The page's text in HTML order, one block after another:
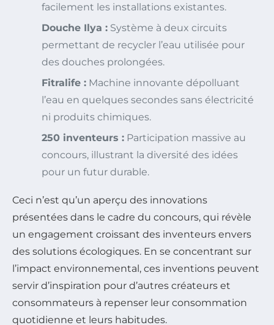
facilement les installations existantes.
Douche Ilya : Système à deux circuits
permettant de recycler l’eau utilisée pour
des douches prolongées.
Fitralife : Machine innovante dépolluant
l’eau en quelques secondes sans électricité
ni produits chimiques.
250 inventeurs : Participation massive au
concours, illustrant la diversité des idées
pour un futur durable.
Ceci n’est qu’un aperçu des innovations
présentées dans le cadre du concours, qui révèle
un engagement croissant des inventeurs envers
des solutions écologiques. En se concentrant sur
l’impact environnemental, ces inventions peuvent
servir d’inspiration pour d’autres créateurs et
consommateurs à repenser leur consommation
quotidienne et leurs habitudes.